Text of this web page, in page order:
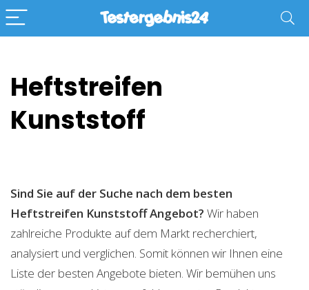
Heftstreifen
Kunststoff
Sind Sie auf der Suche nach dem besten
Heftstreifen KunststoffAngebot? Wir haben
zahlreiche Produkte auf dem Markt recherchiert,
analysiert und verglichen. Somit können wir Ihnen eine
Liste der besten Angebote bieten. Wir bemühen uns